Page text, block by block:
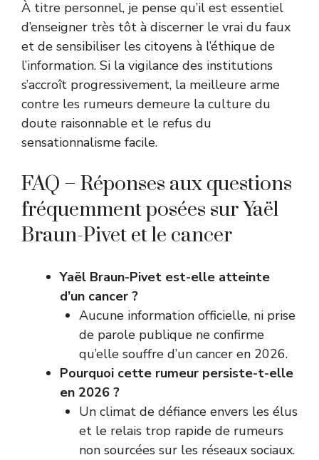
À titre personnel, je pense qu’il est essentiel
d’enseigner très tôt à discerner le vrai du faux
et de sensibiliser les citoyens à l’éthique de
l’information. Si la vigilance des institutions
s’accroît progressivement, la meilleure arme
contre les rumeurs demeure la culture du
doute raisonnable et le refus du
sensationnalisme facile.
FAQ – Réponses aux questions
fréquemment posées sur Yaël
Braun-Pivet et le cancer
Yaël Braun-Pivet est-elle atteinte
d’un cancer ?
Aucune information officielle, ni prise
de parole publique ne confirme
qu’elle souffre d’un cancer en 2026.
Pourquoi cette rumeur persiste-t-elle
en 2026 ?
Un climat de défiance envers les élus
et le relais trop rapide de rumeurs
non sourcées sur les réseaux sociaux.